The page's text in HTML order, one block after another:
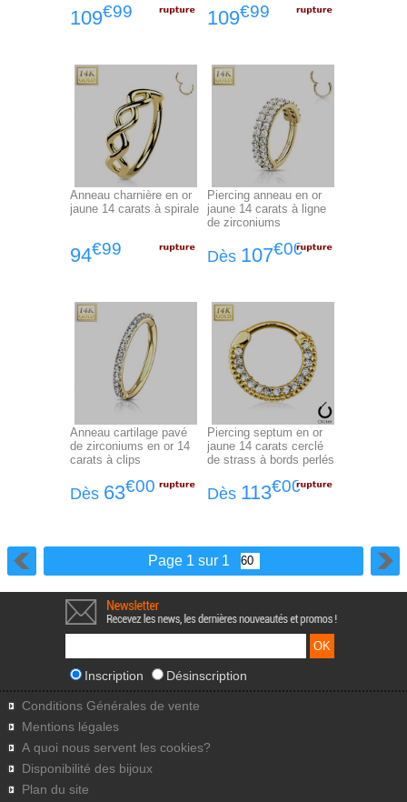
109€99 109€99
Anneau charnière en or
jaune 14 carats à spirale
94€99
Piercing anneau en or
jaune 14 carats à ligne
de zirconiums
Dès 107€00
Anneau cartilage pavé
de zirconiums en or 14
carats à clips
Dès 63€00
Piercing septum en or
jaune 14 carats cerclé
de strass à bords perlés
Dès 113€00
Page 1 sur 1
Inscription Désinscription
Conditions Générales de vente
Mentions légales
A quoi nous servent les cookies?
Disponibilité des bijoux
Plan du site